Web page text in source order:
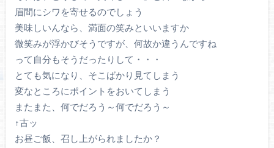
眉間にシワを寄せるのでしょう
美味しいんなら、満面の笑みといいますか
微笑みが浮かびそうですが、何故か違うんですね
って自分もそうだったりして・・・
とても気になり、そこばかり見てしまう
変なところにポイントをおいてしまう
またまた、何でだろう～何でだろう～
↑古ッ
お昼ご飯、召し上がられましたか？